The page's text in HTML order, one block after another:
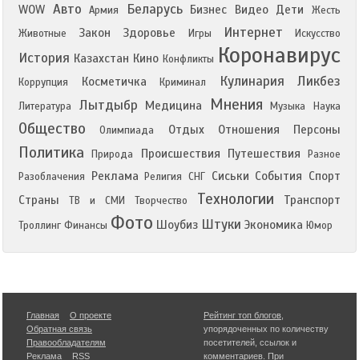
WOW Авто Армия Беларусь Бизнес Видео Дети
Жесть
Животные
Закон Здоровье Игры Интернет Искусство
История Казахстан Кино Конфликты Коронавирус
Коррупция Косметичка Криминал Кулинария Ликбез
Литература Лытдыбр Медицина Мнения Музыка Наука
Общество Олимпиада Отдых Отношения Персоны
Политика Природа Происшествия Путешествия
Разное
Разоблачения
Реклама Религия СНГ Сиськи События Спорт
Страны
ТВ и СМИ Творчество Технологии Транспорт
Троллинг Финансы Фото Шоубиз Штуки Экономика Юмор
Главная
О проекте
Обратная связь
Правообладателям
Реклама
RSS
Рейтинг топ блогов
упорядоченных по количеству
посетителей, ссылок и
комментариев. При